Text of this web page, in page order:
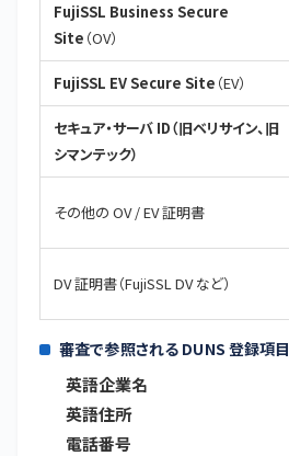
FujiSSL Business Secure
Site （OV）
FujiSSL EV Secure Site （EV）
セキュア・サーバ ID（旧ベリサイン、旧
シマンテック）
その他の OV / EV 証明書
DV 証明書（FujiSSL DV など）
審査で参照される DUNS 登録項目
英語企業名
英語住所
電話番号